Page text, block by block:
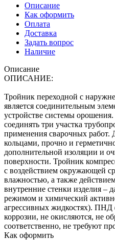
Описание
Как оформить
Оплата
Доставка
Задать вопрос
Наличие
Описание
ОПИСАНИЕ:
Тройник переходной с
является соединительным
устройстве системы
соединять три участка
применения сварочных работ.
кольцами, прочно и
дополнительной изоляции и
поверхности. Тройник
с воздействием окружающей
влажностью, а также
внутренние стенки изделия –
режимом и химический
агрессивных жидкостях). ПНД
коррозии, не окисляются, не
соответственно, не требуют
Как оформить